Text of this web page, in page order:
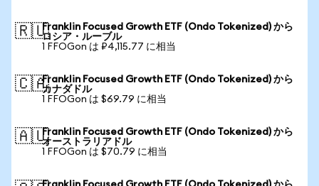
🇷🇺Franklin Focused Growth ETF (Ondo Tokenized) から
ロシア・ルーブル
1 FFOGon は ₽4,115.77 に相当
🇨🇦Franklin Focused Growth ETF (Ondo Tokenized) から
カナダドル
1 FFOGon は $69.79 に相当
🇦🇺Franklin Focused Growth ETF (Ondo Tokenized) から
オーストラリアドル
1 FFOGon は $70.79 に相当